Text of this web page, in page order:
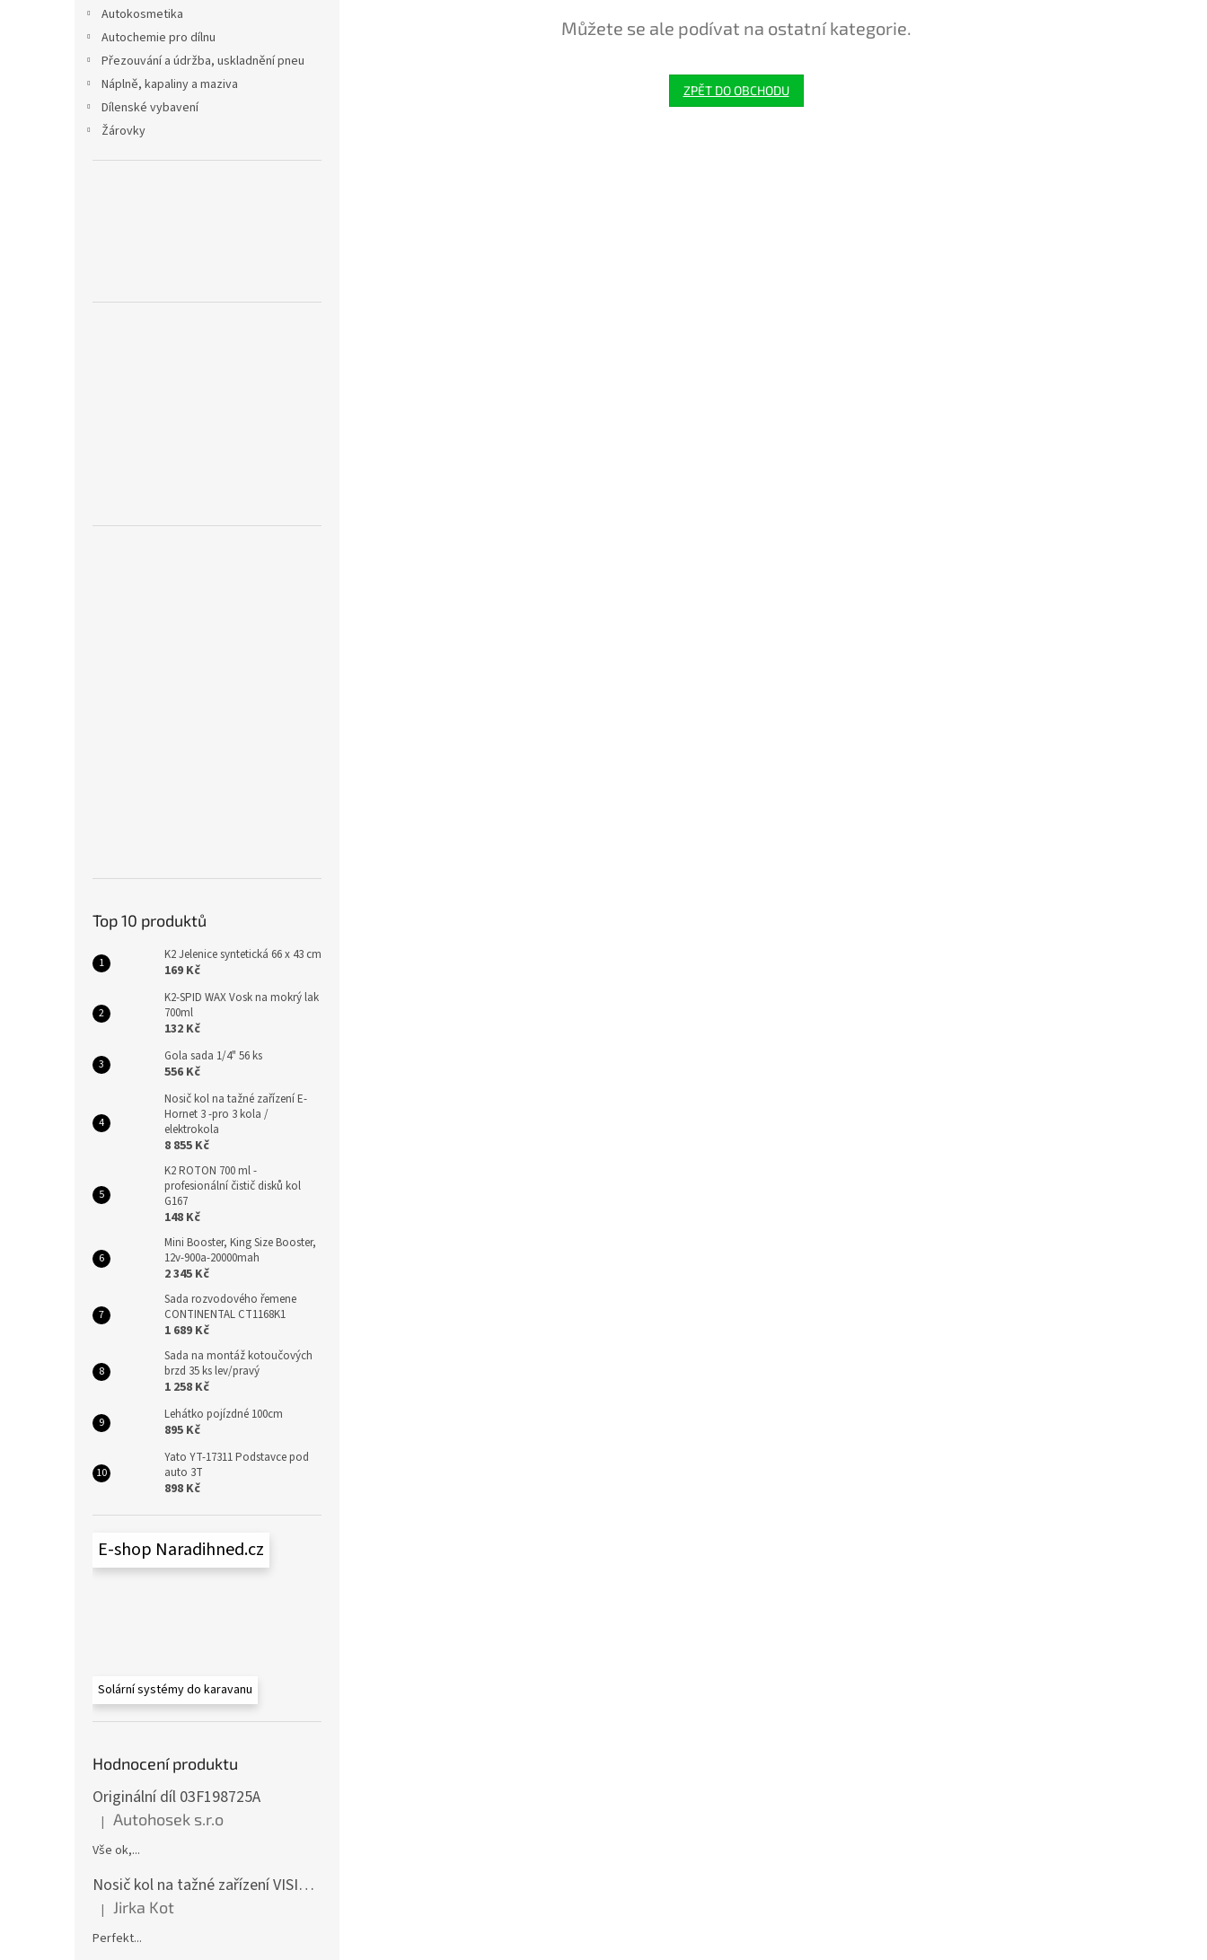
Autokosmetika
Autochemie pro dílnu
Přezouvání a údržba, uskladnění pneu
Náplně, kapaliny a maziva
Dílenské vybavení
Žárovky
Top 10 produktů
K2 Jelenice syntetická 66 x 43 cm
169 Kč
K2-SPID WAX Vosk na mokrý lak
700ml
132 Kč
Gola sada 1/4" 56 ks
556 Kč
Nosič kol na tažné zařízení E-
Hornet 3 -pro 3 kola /
elektrokola
8 855 Kč
K2 ROTON 700 ml -
profesionální čistič disků kol
G167
148 Kč
Mini Booster, King Size Booster,
12v-900a-20000mah
2 345 Kč
Sada rozvodového řemene
CONTINENTAL CT1168K1
1 689 Kč
Sada na montáž kotoučových
brzd 35 ks lev/pravý
1 258 Kč
Lehátko pojízdné 100cm
895 Kč
Yato YT-17311 Podstavce pod
auto 3T
898 Kč
E-shop Naradihned.cz
Solární systémy do karavanu
Hodnocení produktu
Originální díl 03F198725A
Hodnocení produktu je 5 z 5 hvězdiček.
| Autohosek s.r.o
Vše ok,...
Nosič kol na tažné zařízení VISION 4 - pro 4 kola CF19591-4EFA
Hodnocení produktu je 5 z 5 hvězdiček.
| Jirka Kot
Perfekt...
Můžete se ale podívat na ostatní kategorie.
ZPĚT DO OBCHODU